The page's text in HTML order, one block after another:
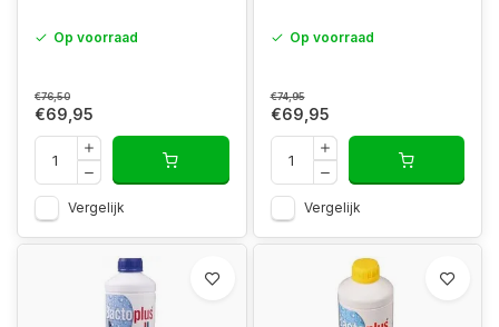
Op voorraad
€76,50
€69,95
Vergelijk
Op voorraad
€74,95
€69,95
Vergelijk